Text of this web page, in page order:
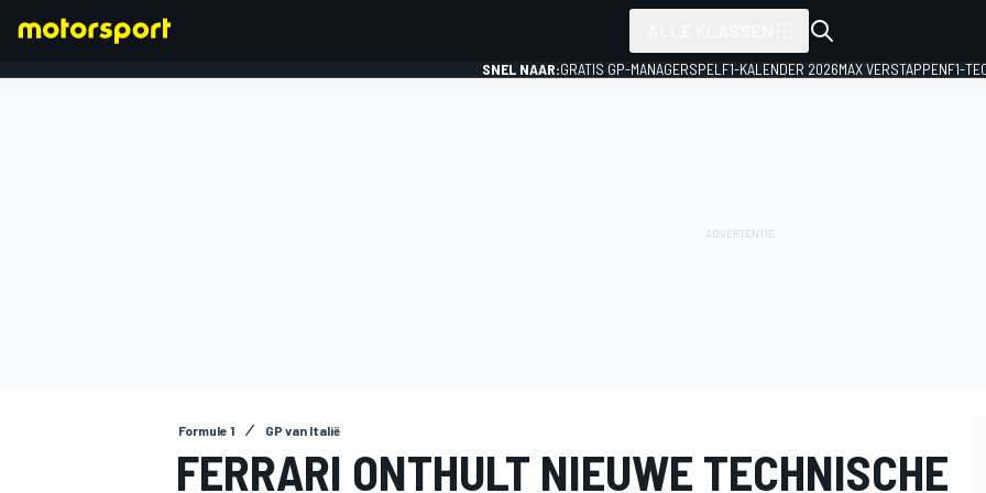
SNEL NAAR:GRATIS GP-MANAGERSPEL F1-KALENDER 2026MAX VERSTAPPENF1-
Formule 1 GP van Italië
FERRARI ONTHULT NIEUWE TECHNISCHE